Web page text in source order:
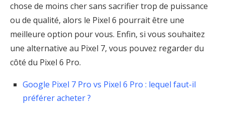
chose de moins cher sans sacrifier trop de puissance
ou de qualité, alors le Pixel 6 pourrait être une
meilleure option pour vous. Enfin, si vous souhaitez
une alternative au Pixel 7, vous pouvez regarder du
côté du Pixel 6 Pro.
Google Pixel 7 Pro vs Pixel 6 Pro : lequel faut-il
préférer acheter ?